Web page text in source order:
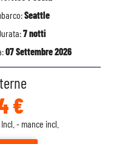
Seattle
7 notti
07 Settembre 2026
€
- mance incl.